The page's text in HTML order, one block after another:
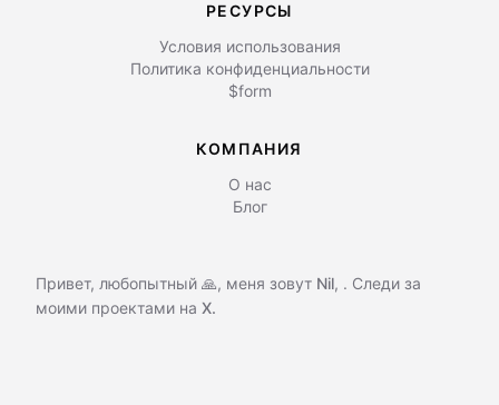
РЕСУРСЫ
Условия использования
Политика конфиденциальности
$form
КОМПАНИЯ
О нас
Блог
Привет, любопытный 🙏, меня зовут Nil, . Следи за
моими проектами на X.